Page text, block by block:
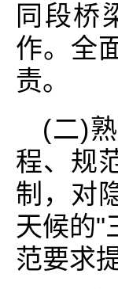
同段桥
作。全
责。
(二)
程、规
制，对
天候的"
范要求